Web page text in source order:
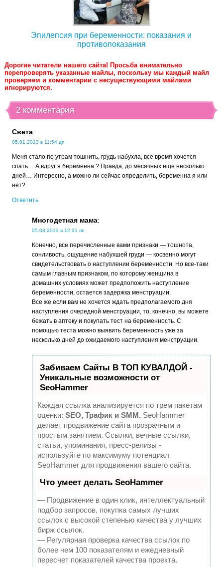
Эпилепсия при беременности: показания и
противопоказания
Дорогие читатели нашего сайта! Просьба внимательно
перепроверять указанные майлы, поскольку мы каждый майл
проверяем и комментарии с несуществующими майлами
игнорируются.
2 комментария
Света:
05.01.2013 в 11:54 дп
Меня стало по утрам тошнить, грудь набухла, все время хочется
спать …А вдруг я беременна ? Правда, до месячных еще несколько
дней… Интересно, а можно ли сейчас определить, беременна я или
нет?
Ответить
Многодетная мама:
05.03.2013 в 12:31 пп
Конечно, все перечисленные вами признаки — тошнота,
сонливость, ощущение набухшей груди — косвенно могут
свидетельствовать о наступлении беременности. Но все-таки
самым главным признаком, по которому женщина в
домашних условиях может предположить наступление
беременности, остается задержка менструации.
Все же если вам не хочется ждать предполагаемого дня
наступления очередной менструации, то, конечно, вы можете
бежать в аптеку и покупать тест на беременность. С
помощью теста можно выявить беременность уже за
несколько дней до ожидаемого наступления менструации.
Забиваем Сайты В ТОП КУВАЛДОЙ -
Уникальные возможности от
SeoHammer
Каждая ссылка анализируется по трем пакетам
оценки: SEO, Трафик и SMM. SeoHammer
делает продвижение сайта прозрачным и
простым занятием. Ссылки, вечные ссылки,
статьи, упоминания, пресс-релизы -
используйте по максимуму потенциал
SeoHammer для продвижения вашего сайта.
Что умеет делать SeoHammer
— Продвижение в один клик, интеллектуальный
подбор запросов, покупка самых лучших
ссылок с высокой степенью качества у лучших
бирж ссылок.
— Регулярная проверка качества ссылок по
более чем 100 показателям и ежедневный
пересчет показателей качества проекта.